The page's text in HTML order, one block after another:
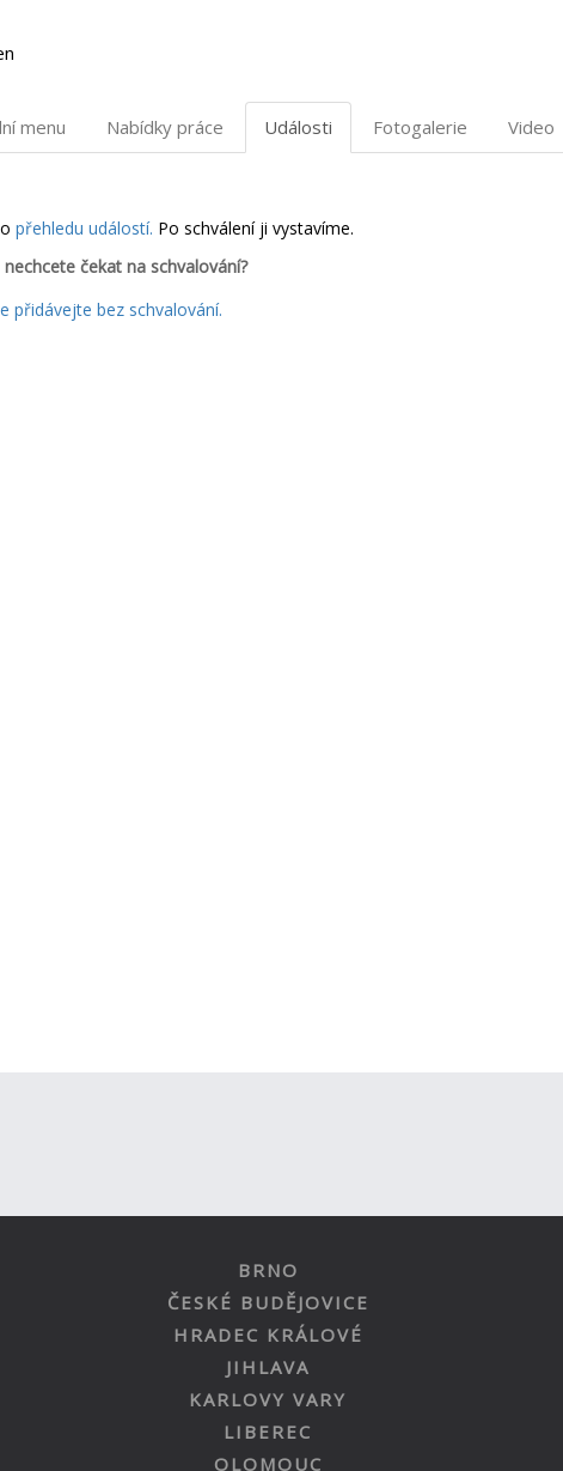
menu Nabídky práce Události Fotogalerie Video
přehledu událostí. Po schválení ji vystavíme.
čekat na schvalování?
přidávejte bez schvalování.
BRNO
ČESKÉ BUDĚJOVICE
HRADEC KRÁLOVÉ
JIHLAVA
KARLOVY VARY
LIBEREC
OLOMOUC